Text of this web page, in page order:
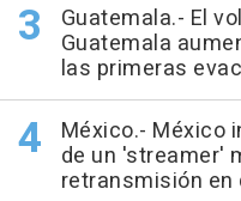
Guatemala.- El
Guatemala
las primeras
México.- México
de un 'streamer'
retransmisión en